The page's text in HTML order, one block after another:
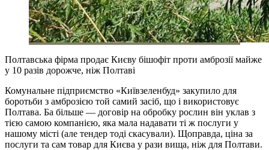
Полтавська фірма продає Києву бішофіт проти амброзії майже
у 10 разів дорожче, ніж Полтаві
Комунальне підприємство «Київзеленбуд» закупило для
боротьби з амброзією той самий засіб, що і використовує
Полтава. Ба більше — договір на обробку рослин він уклав з
тією самою компанією, яка мала надавати ті ж послуги у
нашому місті (але тендер тоді скасували). Щоправда, ціна за
послуги та сам товар для Києва у рази вища, ніж для Полтави.